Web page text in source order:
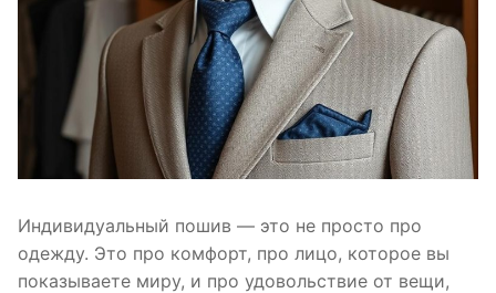
Индивидуальный пошив — это не просто про
одежду. Это про комфорт, про лицо, которое вы
показываете миру, и про удовольствие от вещи,